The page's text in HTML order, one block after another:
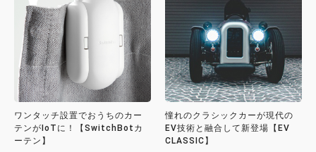
ワンタッチ設置でおうちのカー
テンがIoTに！【SwitchBotカ
ーテン】
憧れのクラシックカーが現代の
EV技術と融合して新登場【EV
CLASSIC】